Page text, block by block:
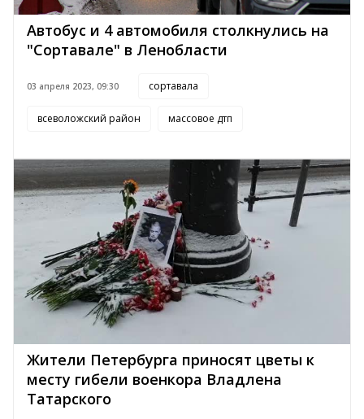
Автобус и 4 автомобиля столкнулись на
"Сортавале" в Ленобласти
03 апреля 2023, 09:30 сортавала
всеволожский район массовое дтп
Жители Петербурга приносят цветы к
месту гибели военкора Владлена
Татарского